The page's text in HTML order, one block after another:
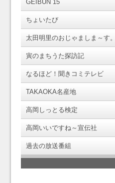
GEIBUN 15
ちょいたび
太田明里のおじゃましま～す。
寅のまちうた探訪記
なるほど！聞きコミテレビ
TAKAOKA名産地
高岡しっとる検定
高岡いいですね～宣伝社
過去の放送番組